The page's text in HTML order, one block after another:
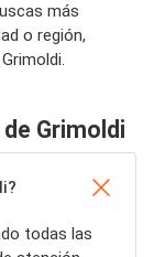
más
o región,
Grimoldi
todas las